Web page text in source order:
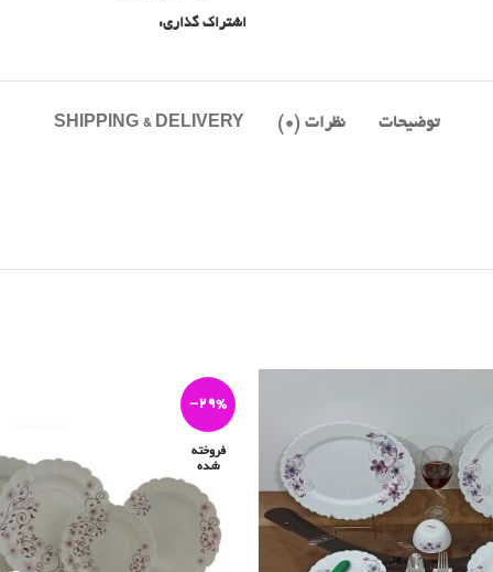
اشتراک گذاری:
توضیحات نظرات (0) SHIPPING & DELIVERY
-29%
فروخته
شده